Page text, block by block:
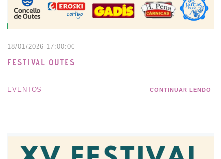
18/01/2026 17:00:00
FESTIVAL OUTES
EVENTOS CONTINUAR LENDO